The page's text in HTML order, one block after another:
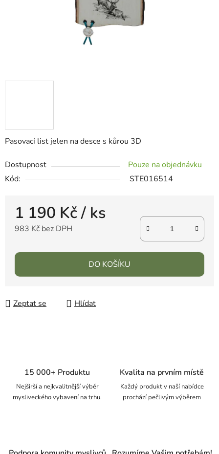
Pasovací list jelen na desce s kůrou 3D
Dostupnost
Pouze na objednávku
Kód:
STE016514
1 190 Kč/ ks
983 Kč bez DPH
DO KOŠÍKU
Zeptat se Hlídat
15 000+ Produktu
Nejširší a nejkvalitnější výběr
mysliveckého vybavení na trhu.
Kvalita na prvním místě
Každý produkt v naší nabídce
prochází pečlivým výběrem